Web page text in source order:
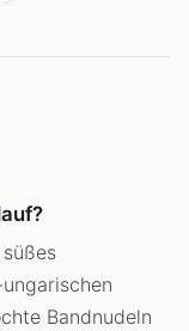
Bandnudeln